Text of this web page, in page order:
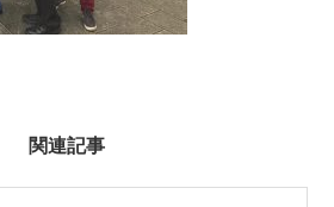
関連記事